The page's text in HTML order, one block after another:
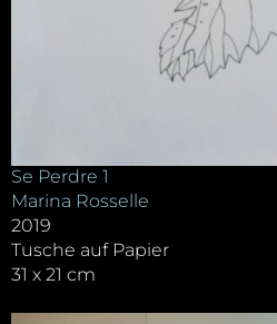
Se Perdre 1
Marina Rosselle
2019
Tusche auf Papier
31 x 21 cm